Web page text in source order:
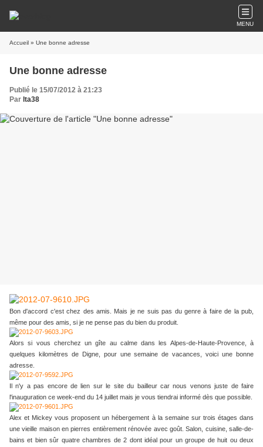
MENU
Accueil » Une bonne adresse
Une bonne adresse
Publié le 15/07/2012 à 21:23
Par lta38
Bon d'accord c'est chez des amis. Mais je ne suis pas du genre à faire de la pub,
même pour des amis, si je ne pense pas du bien du produit.
Alors si vous cherchez un gîte au calme dans les Alpes-de-Haute-Provence, à
quelques kilomètres de Digne, pour une semaine de vacances, voici une bonne
adresse.
Il n'y a pas encore de lien sur le site du bailleur car nous venons juste de faire
l'inauguration ce week-end du 14 juillet mais je vous tiendrai informé dès que possible.
Alex et Mickey vous proposent un hébergement à la semaine sur trois étages dans
une vieille maison en pierres entièrement rénovée avec goût. Salon, cuisine, salle-de-
bains et bien sûr quatre chambres de 2 dont idéal pour un groupe de huit ou deux